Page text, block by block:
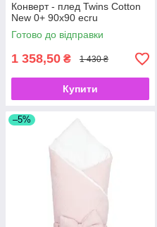
Конверт - плед Twins Cotton
New 0+ 90х90 ecru
Готово до відправки
1 358,50 ₴ 1 430 ₴
Купити
–5%